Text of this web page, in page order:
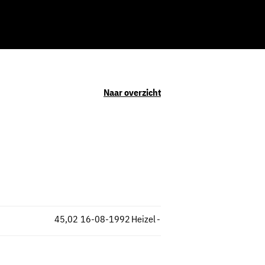
Naar overzicht
Heizel
45,02 -
16-08-1992